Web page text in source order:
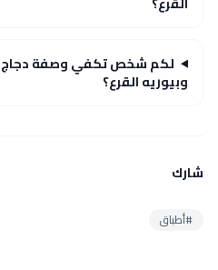
لكم شخص تكفي وصفة
وبيوريه القرع؟
شارك
#أطباق